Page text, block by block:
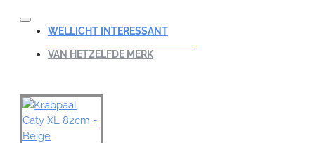
WELLICHT INTERESSANT
VAN HETZELFDE MERK